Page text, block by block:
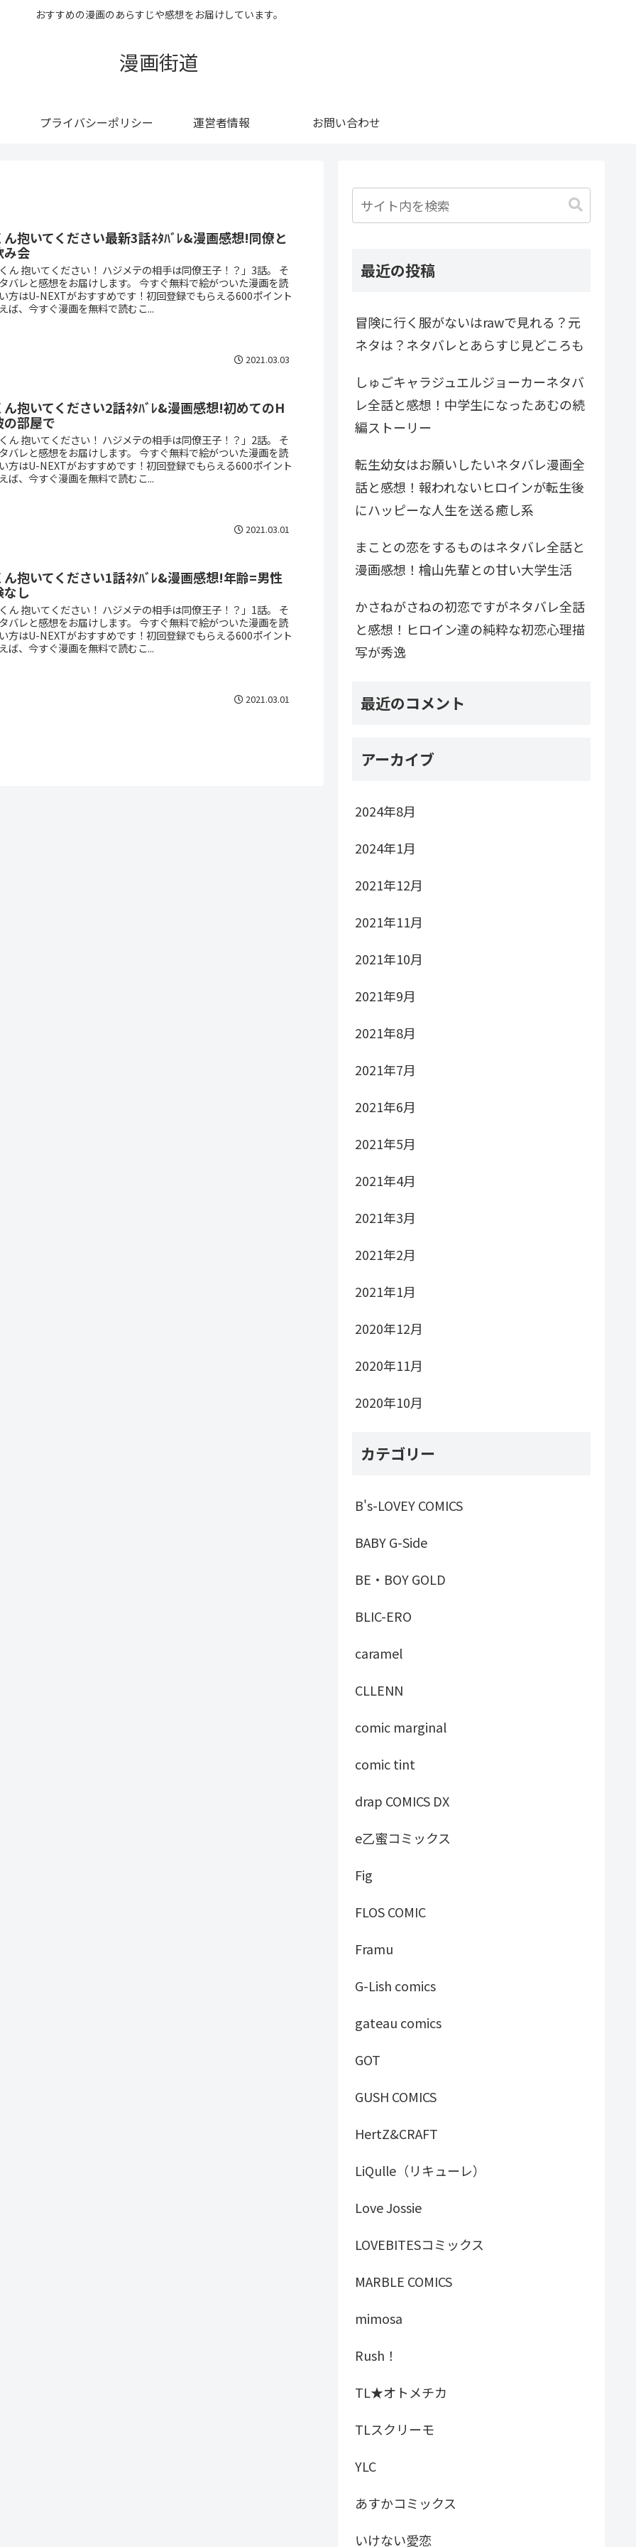
おすすめの漫画のあらすじや感想をお届けしています。
漫画街道
プライバシーポリシー 運営者情報 お問い合わせ
ん抱いてください最新3話ﾈﾀﾊﾞﾚ&漫画感想!同僚と
み会
ん 抱いてください！ ハジメテの相手は同僚王子！？」3話。 そ
バレと感想をお届けします。 今すぐ無料で絵がついた漫画を読
方はU-NEXTがおすすめです！初回登録でもらえる600ポイント
ば、今すぐ漫画を無料で読むこ...
2021.03.03
ん抱いてください2話ﾈﾀﾊﾞﾚ&漫画感想!初めてのH
の部屋で
ん 抱いてください！ ハジメテの相手は同僚王子！？」2話。 そ
バレと感想をお届けします。 今すぐ無料で絵がついた漫画を読
方はU-NEXTがおすすめです！初回登録でもらえる600ポイント
ば、今すぐ漫画を無料で読むこ...
2021.03.01
ん抱いてください1話ﾈﾀﾊﾞﾚ&漫画感想!年齢=男性
なし
ん 抱いてください！ ハジメテの相手は同僚王子！？」1話。 そ
バレと感想をお届けします。 今すぐ無料で絵がついた漫画を読
方はU-NEXTがおすすめです！初回登録でもらえる600ポイント
ば、今すぐ漫画を無料で読むこ...
2021.03.01
最近の投稿
冒険に行く服がないはrawで見れる？元
ネタは？ネタバレとあらすじ見どころも
しゅごキャラジュエルジョーカーネタバ
レ全話と感想！中学生になったあむの続
編ストーリー
転生幼女はお願いしたいネタバレ漫画全
話と感想！報われないヒロインが転生後
にハッピーな人生を送る癒し系
まことの恋をするものはネタバレ全話と
漫画感想！檜山先輩との甘い大学生活
かさねがさねの初恋ですがネタバレ全話
と感想！ヒロイン達の純粋な初恋心理描
写が秀逸
最近のコメント
アーカイブ
2024年8月
2024年1月
2021年12月
2021年11月
2021年10月
2021年9月
2021年8月
2021年7月
2021年6月
2021年5月
2021年4月
2021年3月
2021年2月
2021年1月
2020年12月
2020年11月
2020年10月
カテゴリー
B's-LOVEY COMICS
BABY G-Side
BE・BOY GOLD
BLIC-ERO
caramel
CLLENN
comic marginal
comic tint
drap COMICS DX
e乙蜜コミックス
Fig
FLOS COMIC
Framu
G-Lish comics
gateau comics
GOT
GUSH COMICS
HertZ&CRAFT
LiQulle（リキューレ）
Love Jossie
LOVEBITESコミックス
MARBLE COMICS
mimosa
Rush！
TL★オトメチカ
TLスクリーモ
YLC
あすかコミックス
いけない愛恋